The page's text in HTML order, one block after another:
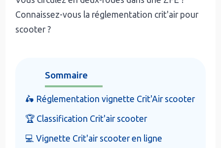
Connaissez-vous la réglementation crit'air pour
scooter ?
Sommaire
🛵 Réglementation vignette Crit'Air scooter
🏆 Classification Crit'air scooter
💻 Vignette Crit'air scooter en ligne